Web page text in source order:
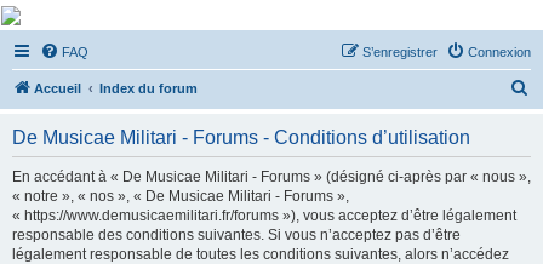
De Musicae Militari -
Forums
Forums de discussions
FAQ Connexion
S’enregistrer
Accueil Index du forum
De Musicae Militari - Forums - Conditions d’utilisation
En accédant à « De Musicae Militari - Forums » (désigné ci-après par « nous »,
« notre », « nos », « De Musicae Militari - Forums »,
« https://www.demusicaemilitari.fr/forums »), vous acceptez d’être légalement
responsable des conditions suivantes. Si vous n’acceptez pas d’être
légalement responsable de toutes les conditions suivantes, alors n’accédez